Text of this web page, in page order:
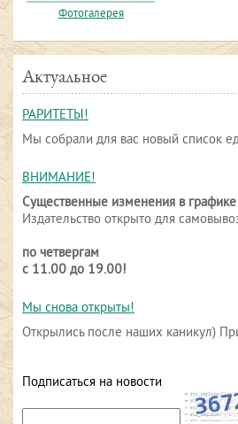
Фотогалерея
Актуальное
РАРИТЕТЫ!
Мы собрали для вас новый список
ВНИМАНИЕ!
Существенные изменения в
Издательство открыто для
по четвергам
с 11.00 до 19.00!
Мы снова открыты!
Открылись после наших каникул)
Подписаться на новости